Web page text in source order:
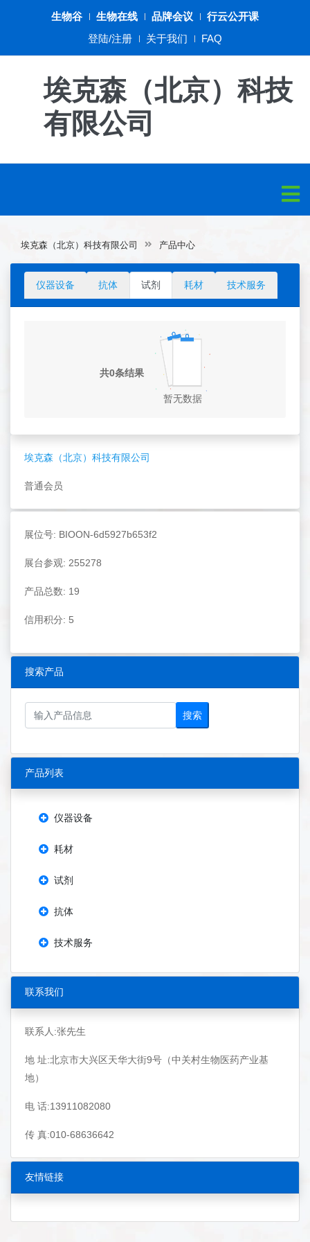
生物谷 生物在线 品牌会议
行云公开课
登陆/注册
关于我们 FAQ
埃克森（北京）科技
有限公司
埃克森（北京）科技有限公司
普通会员
展位号: BIOON-6d5927b653f2
展台参观: 255278
产品总数: 19
信用积分: 5
搜索产品
搜索
产品列表
仪器设备
耗材
试剂
抗体
技术服务
联系我们
联系人:张先生
地 址:北京市大兴区天华大街9号（中关村生物医药产业基
地）
电 话:13911082080
传 真:010-68636642
友情链接
埃克森（北京）科技有限公司 产品中心
仪器设备 抗体 试剂 耗材 技术服务
共0条结果
暂无数据